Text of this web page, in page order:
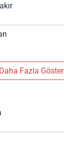
Daha Fazla Göster